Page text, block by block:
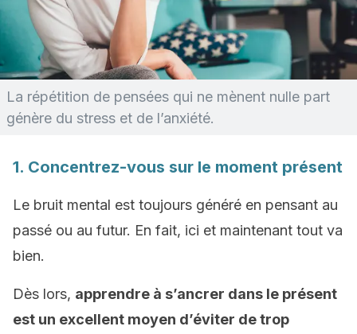
La répétition de pensées qui ne mènent nulle part
génère du stress et de l’anxiété.
1. Concentrez-vous sur le moment présent
Le bruit mental est toujours généré en pensant au
passé ou au futur. En fait, ici et maintenant tout va
bien.
Dès lors, apprendre à s’ancrer dans le présent
est un excellent moyen d’éviter de trop